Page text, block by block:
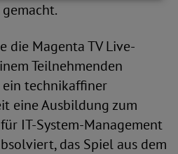
die Magenta TV Live-
Teilnehmenden
technikaffiner
eine Ausbildung zum
IT-System-Management
das Spiel aus dem